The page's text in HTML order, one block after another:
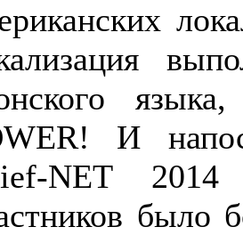
И
-NET 2014
было